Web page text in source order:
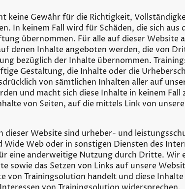
keine Gewähr für die Richtigkeit,
In keinem Fall wird für Schäden, die sich
übernommen. Für alle auf dieser Website
denen Inhalte angeboten werden, die von
bezüglich der Inhalte übernommen.
Gestaltung, die Inhalte oder die
von sämtlichen Inhalten aller auf
und macht sich diese Inhalte in keinem
von Seiten, auf die mittels Link von
dieser Website sind urheber- und
Web oder in sonstigen Diensten des
eine anderweitige Nutzung durch Dritte. Wir
sowie das Setzen von Links auf unsere
von Trainingsolution handelt und diese